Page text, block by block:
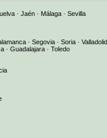
· Jaén · Málaga · Sevilla
· Segovia · Soria · Valladolid
· Guadalajara · Toledo